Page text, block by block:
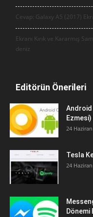
Cevap: Galaxy A5 (2017)
Ekranı Kırık ve Kararmış
deniz
Editörün Önerileri
Android
24
Tesla
24
Dönemi